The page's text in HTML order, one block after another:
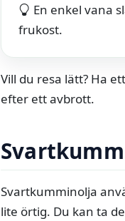
En enkel vana
frukost.
Vill du resa lätt? Ha
efter ett avbrott.
Svartkumminolja
lite örtig. Du kan ta